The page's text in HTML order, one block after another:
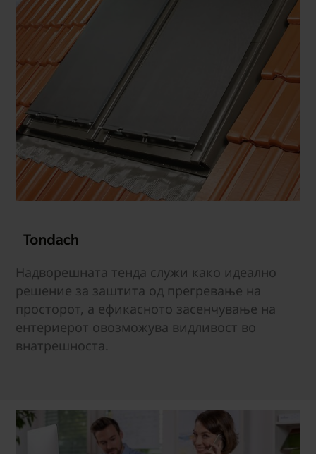
Надворешната тенда служи како идеално
решение за заштита од прегревање на
просторот, а ефикасното засенчување на
ентериерот овозможува видливост во
внатрешноста.